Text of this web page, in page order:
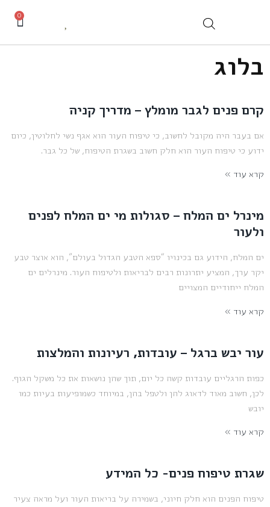
0
בלוג
קרם פנים לגבר מומלץ – מדריך קניה
אם בעבר היה מקובל לחשוב, כי טיפוח העור הוא אגף נשי לחלוטין, כיום
ידוע כי טיפוח העור הוא חלק חשוב בשגרת הטיפוח, של כל גבר.
קרא עוד »
מינרל ים המלח – סגולות מי ים המלח לפנים
ולעור
ים המלח, הידוע גם בכינויו “ספא הטבע הגדול בעולם”, הוא אוצר טבע
יקר ערך, המציע יתרונות רבים לבריאות ולטיפוח העור. מינרלים ים
המלח ייחודיים המצויים
קרא עוד »
עור יבש ברגל – עובדות, רעיונות והמלצות
כפות הרגליים עובדות קשה כל יום, תוך שהן נושאות את כל משקל הגוף.
לכן, חשוב מאוד לדאוג להן ולטפל בהן, במיוחד כשמופיעות בעיות כמו
יובש
קרא עוד »
שגרת טיפוח פנים- כל המידע
טיפוח הפנים הוא חלק חיוני, בשמירה על בריאות העור ועל מראה צעיר